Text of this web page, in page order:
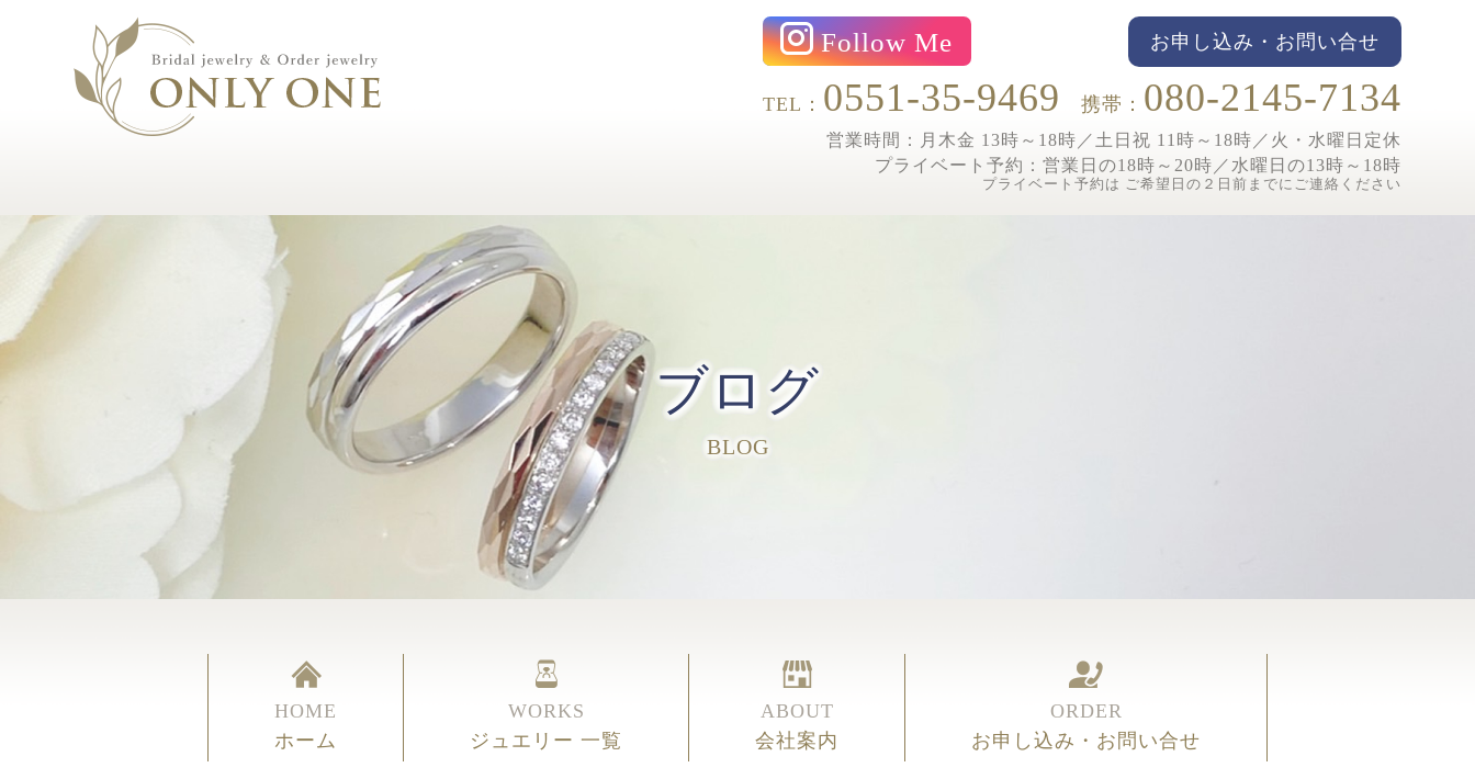
Follow Me お申し込み・お問い合せ
TEL： 0551-35-9469 携帯： 080-2145-7134
営業時間：月木金 13時～18時／土日祝 11時～18時／ 火・水曜日定休
プライベート予約： 営業日の18時～20時／水曜日の13時～18時
プライベート予約は ご希望日の２日前までにご連絡ください
ブログ
BLOG
HOME
ホーム
WORKS
ジュエリー 一覧
ABOUT
会社案内
ORDER
お申し込み・お問い合せ